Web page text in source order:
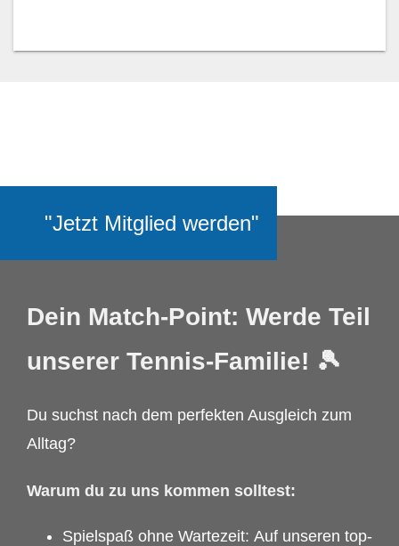
"Jetzt Mitglied werden"
Dein Match-Point: Werde Teil
unserer Tennis-Familie! 🎾
Du suchst nach dem perfekten Ausgleich zum
Alltag?
Warum du zu uns kommen solltest:
Spielspaß ohne Wartezeit: Auf unseren top-